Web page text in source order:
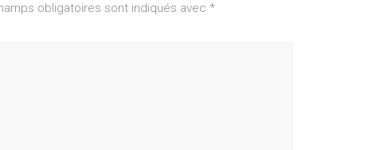
obligatoires sont indiqués avec *